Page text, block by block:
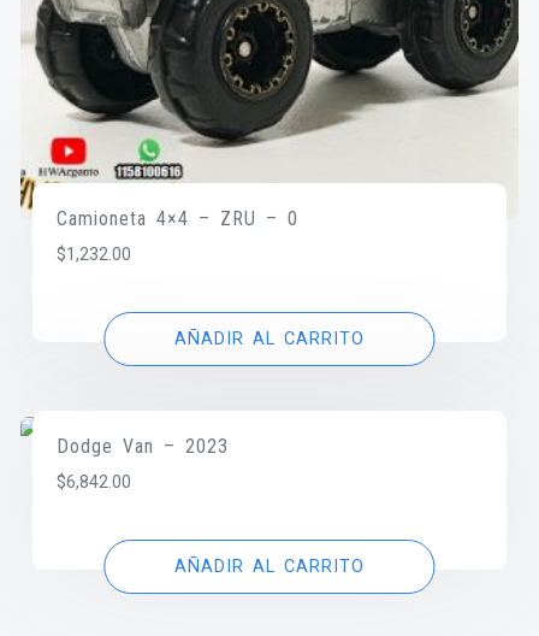
Camioneta 4×4 – ZRU – 0
$1,232.00
AÑADIR AL CARRITO
Dodge Van – 2023
$6,842.00
AÑADIR AL CARRITO